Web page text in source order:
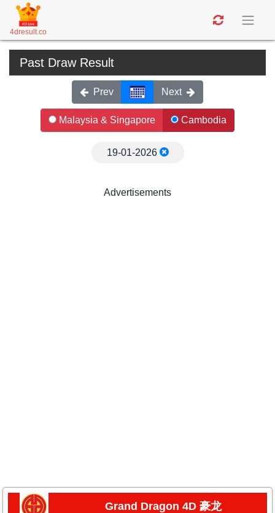
4dresult.co
Past Draw Result
Prev Next
Malaysia & Singapore Cambodia
19-01-2026
Advertisements
Grand Dragon 4D 豪龙